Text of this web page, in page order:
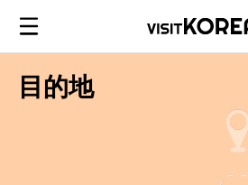
目的地